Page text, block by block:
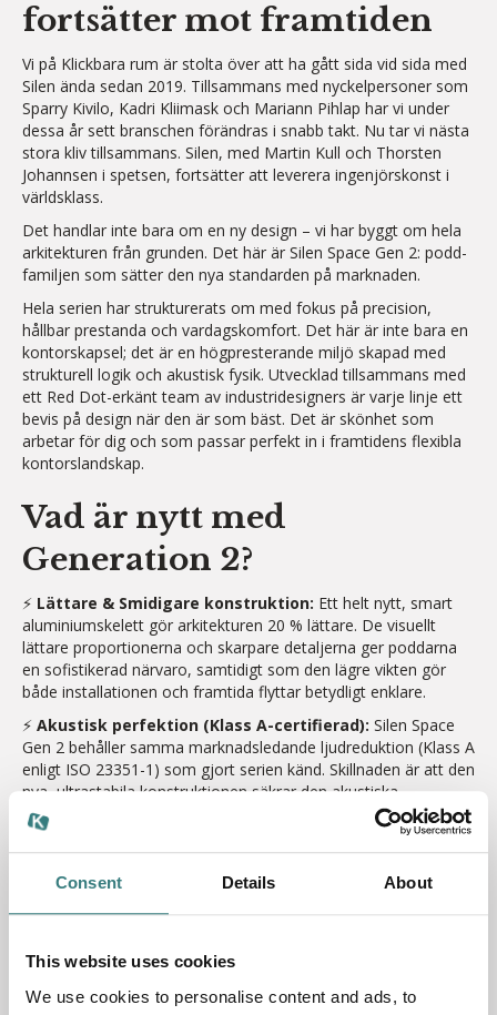
Consent Details About
This website uses cookies
We use cookies to personalise content and ads, to
fortsätter mot framtiden
Vi på Klickbara rum är stolta över att ha gått sida vid sida med
Silen ända sedan 2019. Tillsammans med nyckelpersoner som
Sparry Kivilo, Kadri Kliimask och Mariann Pihlap har vi under
dessa år sett branschen förändras i snabb takt. Nu tar vi nästa
stora kliv tillsammans. Silen, med Martin Kull och Thorsten
Johannsen i spetsen, fortsätter att leverera ingenjörskonst i
världsklass.
Det handlar inte bara om en ny design – vi har byggt om hela
arkitekturen från grunden. Det här är Silen Space Gen 2: podd-
familjen som sätter den nya standarden på marknaden.
Hela serien har strukturerats om med fokus på precision,
hållbar prestanda och vardagskomfort. Det här är inte bara en
kontorskapsel; det är en högpresterande miljö skapad med
strukturell logik och akustisk fysik. Utvecklad tillsammans med
ett Red Dot-erkänt team av industridesigners är varje linje ett
bevis på design när den är som bäst. Det är skönhet som
arbetar för dig och som passar perfekt in i framtidens flexibla
kontorslandskap.
Vad är nytt med
Generation 2?
⚡️ Lättare & Smidigare konstruktion: Ett helt nytt, smart
aluminiumskelett gör arkitekturen 20 % lättare. De visuellt
lättare proportionerna och skarpare detaljerna ger poddarna
en sofistikerad närvaro, samtidigt som den lägre vikten gör
både installationen och framtida flyttar betydligt enklare.
⚡️ Akustisk perfektion (Klass A-certifierad): Silen Space
Gen 2 behåller samma marknadsledande ljudreduktion (Klass A
enligt ISO 23351-1) som gjort serien känd. Skillnaden är att den
nya, ultrastabila konstruktionen säkrar den akustiska
perfektionen oavsett hur eller var monteringen sker. Den ger
en pålitlig, tvåvägs sekretess utan att någon artificiell
ljudmaskering behövs.
Friskare luft med dubbelt flöde (2x):
Användarkomforten
har styrt utvecklingen från dag ett. Gen 2 levererar ett luftflöde
ett effektivt Boost-läge som snabbt rensar luften.
⚡️Full kontroll över din miljö: En helt ny, integrerad